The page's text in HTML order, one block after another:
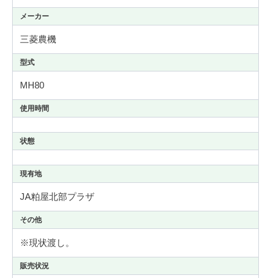
メーカー
三菱農機
型式
MH80
使用時間
状態
現有地
JA粕屋北部プラザ
その他
※現状渡し。
販売状況